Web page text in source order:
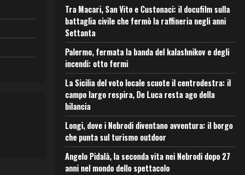
Tra Macari, San Vito e Custonaci: il docufilm sulla
battaglia civile che fermò la raffineria negli anni
Settanta
Palermo, fermata la banda del kalashnikov e degli
incendi: otto fermi
La Sicilia del voto locale scuote il centrodestra: il
campo largo respira, De Luca resta ago della
bilancia
Longi, dove i Nebrodi diventano avventura: il borgo
che punta sul turismo outdoor
Angelo Pidalà, la seconda vita nei Nebrodi dopo 27
anni nel mondo dello spettacolo